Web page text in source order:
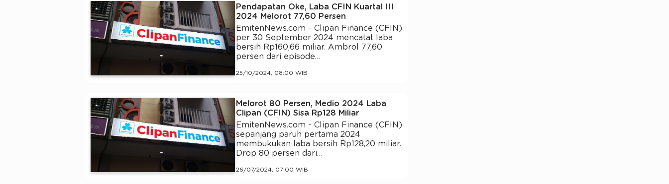
Pendapatan Oke, Laba CFIN Kuartal III
2024 Melorot 77,60 Persen
EmitenNews.com - Clipan Finance (CFIN)
per 30 September 2024 mencatat laba
bersih Rp160,66 miliar. Ambrol 77,60
persen dari episode…
25/10/2024, 08:00 WIB
Melorot 80 Persen, Medio 2024 Laba
Clipan (CFIN) Sisa Rp128 Miliar
EmitenNews.com - Clipan Finance (CFIN)
sepanjang paruh pertama 2024
membukukan laba bersih Rp128,20 miliar.
Drop 80 persen dari…
26/07/2024, 07:00 WIB